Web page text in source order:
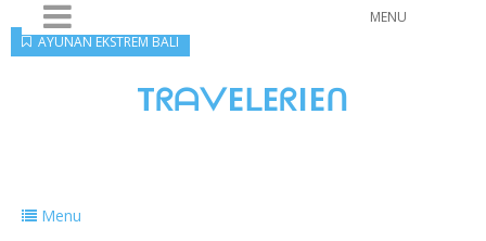
MENU
TᖇᗩᐯEᒪEᖇIEᑎ
Menu
AYUNAN EKSTREM BALI